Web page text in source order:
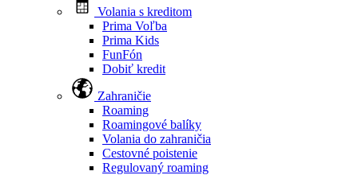
Volania s kreditom
Prima Voľba
Prima Kids
FunFón
Dobiť kredit
Zahraničie
Roaming
Roamingové balíky
Volania do zahraničia
Cestovné poistenie
Regulovaný roaming